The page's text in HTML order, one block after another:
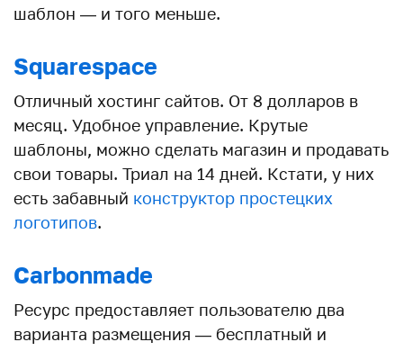
шаблон — и того меньше.
Squarespace
Отличный хостинг сайтов. От 8 долларов в
месяц. Удобное управление. Крутые
шаблоны, можно сделать магазин и продавать
свои товары. Триал на 14 дней. Кстати, у них
есть забавный конструктор простецких
логотипов.
Carbonmade
Ресурс предоставляет пользователю два
варианта размещения — бесплатный и